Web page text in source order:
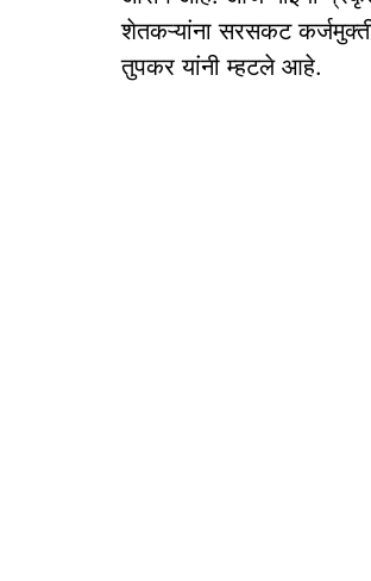
शेतकऱ्यांना सरसकट
तुपकर यांनी म्हटले आहे.